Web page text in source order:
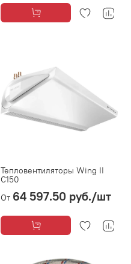
Тепловентиляторы Wing II
C150
От 64 597.50 руб./шт